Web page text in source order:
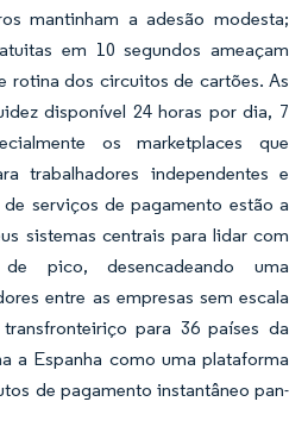
mantinham a adesão modesta;
em 10 segundos ameaçam
rotina dos circuitos de cartões. As
disponível 24 horas por dia, 7
os marketplaces que
trabalhadores independentes e
serviços de pagamento estão a
sistemas centrais para lidar com
pico, desencadeando uma
entre as empresas sem escala
para 36 países da
a Espanha como uma plataforma
de pagamento instantâneo pan-